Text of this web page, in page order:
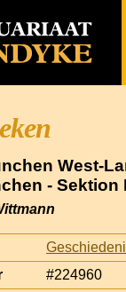
West-
- Sektion
#224960